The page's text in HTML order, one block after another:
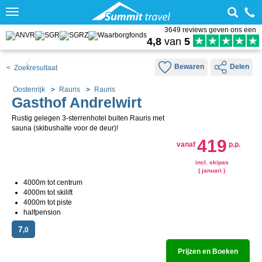
Toggle
3649 reviews geven ons een
4,8 van 5
< Zoekresultaat Bewaren Delen
Oostenrijk Rauris Rauris
Gasthof Andrelwirt
Rustig gelegen 3-sterrenhotel buiten Rauris met
sauna (skibushalte voor de deur)!
vanaf 419 p.p.
incl. skipas
( januari )
4000m tot centrum
4000m tot skilift
4000m tot piste
halfpension
7,0
Prijzen en Boeken